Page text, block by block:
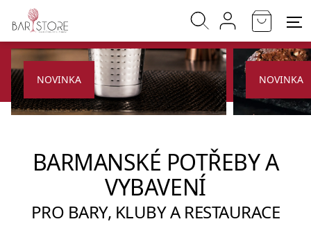
NOVINKA NOVINKA
BARMANSKÉ POTŘEBY A
VYBAVENÍ
PRO BARY, KLUBY A RESTAURACE